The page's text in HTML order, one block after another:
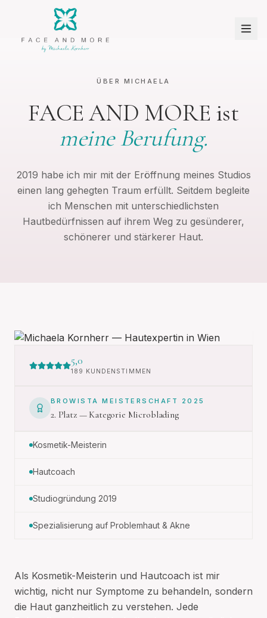
ÜBER MICHAELA
FACE AND MORE ist
meine Berufung.
2019 habe ich mir mit der Eröffnung meines Studios
einen lang gehegten Traum erfüllt. Seitdem begleite
ich Menschen mit unterschiedlichsten
Hautbedürfnissen auf ihrem Weg zu gesünderer,
schönerer und stärkerer Haut.
5,0
189 KUNDENSTIMMEN
BROWISTA MEISTERSCHAFT 2025
2. Platz — Kategorie Microblading
Kosmetik-Meisterin
Hautcoach
Studiogründung 2019
Spezialisierung auf Problemhaut & Akne
Als Kosmetik-Meisterin und Hautcoach ist mir
wichtig, nicht nur Symptome zu behandeln, sondern
die Haut ganzheitlich zu verstehen. Jede